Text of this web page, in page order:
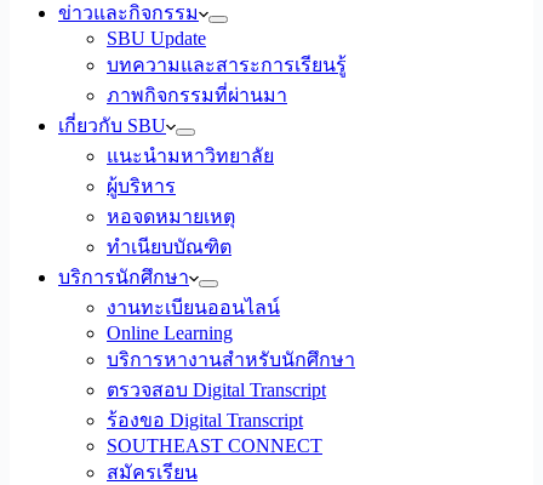
ข่าวและกิจกรรม
SBU Update
บทความและสาระการเรียนรู้
ภาพกิจกรรมที่ผ่านมา
เกี่ยวกับ SBU
แนะนำมหาวิทยาลัย
ผู้บริหาร
หอจดหมายเหตุ
ทำเนียบบัณฑิต
บริการนักศึกษา
งานทะเบียนออนไลน์
Online Learning
บริการหางานสำหรับนักศึกษา
ตรวจสอบ Digital Transcript
ร้องขอ Digital Transcript
SOUTHEAST CONNECT
สมัครเรียน